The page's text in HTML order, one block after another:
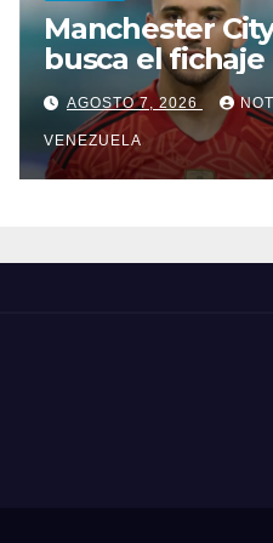
Manchester City
busca el fichaje
Gerónimo Rulli
AGOSTO 7, 2026
VENEZUELA